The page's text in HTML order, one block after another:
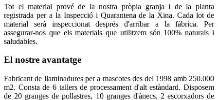
Tot el material prové de la nostra pròpia granja i de la planta
registrada per a la Inspecció i Quarantena de la Xina. Cada lot de
material serà inspeccionat després d'arribar a la fàbrica. Per
assegurar-nos que els materials que utilitzem són 100% naturals i
saludables.
El nostre avantatge
Fabricant de llaminadures per a mascotes des del 1998 amb 250.000
m2. Consta de 6 tallers de processament d'alt estàndard. Disposem
de 20 granges de pollastres, 10 granges d'ànecs, 2 escorxadors de